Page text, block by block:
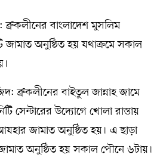
ব্রুকলীনের বাংলাদেশ মুসলিম
অনুষ্ঠিত হয় যথাক্রমে সকাল
ব্রুকলীনের বাইতুল জান্নাহ জামে
সেন্টারের উদ্যোগে খোলা রাস্তায়
জামাত অনুষ্ঠিত হয়। এ ছাড়া
অনুষ্ঠিত হয় সকাল পৌনে ৬টায়।